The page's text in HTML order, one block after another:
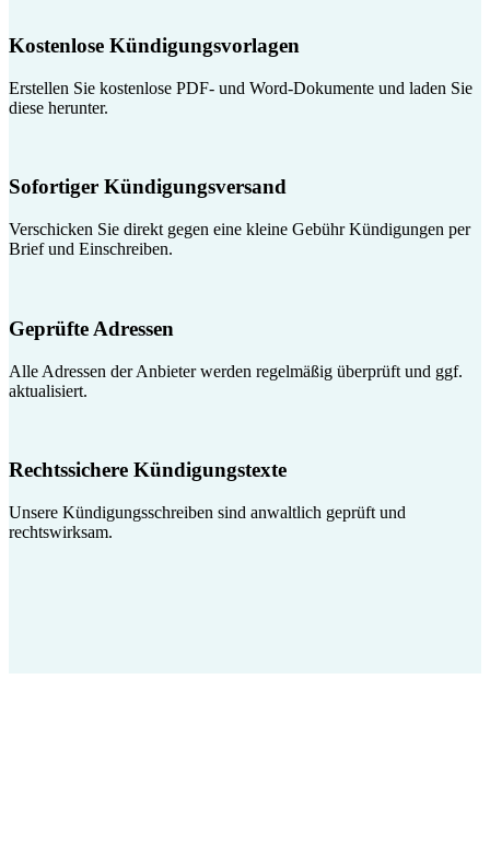
Kostenlose Kündigungsvorlagen
Erstellen Sie kostenlose PDF- und Word-Dokumente und laden Sie
diese herunter.
Sofortiger Kündigungsversand
Verschicken Sie direkt gegen eine kleine Gebühr Kündigungen per
Brief und Einschreiben.
Geprüfte Adressen
Alle Adressen der Anbieter werden regelmäßig überprüft und ggf.
aktualisiert.
Rechtssichere Kündigungstexte
Unsere Kündigungsschreiben sind anwaltlich geprüft und
rechtswirksam.